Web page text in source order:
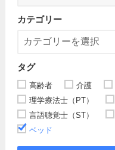
カテゴリー
タグ
高齢者 介護
理学療法士（PT）
言語聴覚士（ST）
ベッド